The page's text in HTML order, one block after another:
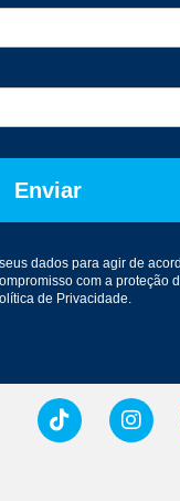
Enviar
dados para agir de
com a proteção
de Privacidade.